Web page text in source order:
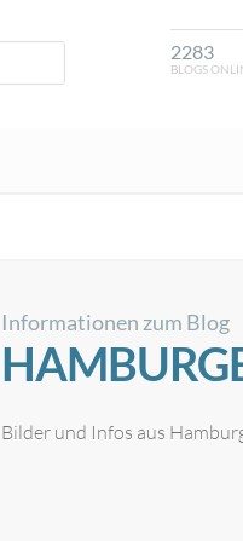
2283
BLOGS
Informationen zum Blog
Bilder und Infos aus